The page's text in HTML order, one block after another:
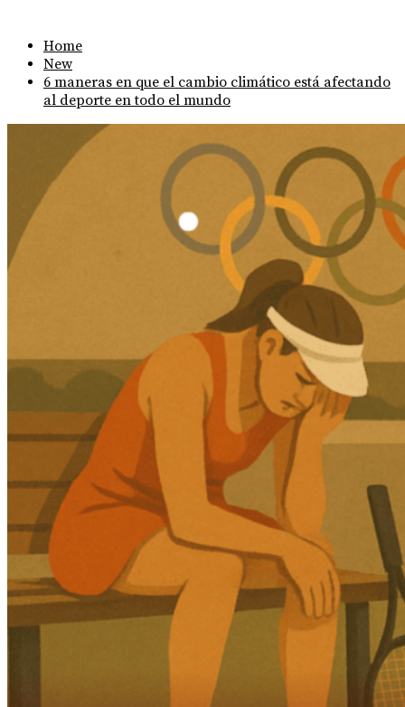
Home
New
6 maneras en que el cambio climático está afectando
al deporte en todo el mundo